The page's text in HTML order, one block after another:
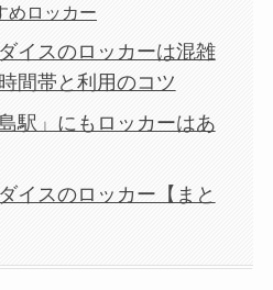
めロッカー
イスのロッカーは混雑
間帯と利用のコツ
駅」にもロッカーはあ
イスのロッカー【まと